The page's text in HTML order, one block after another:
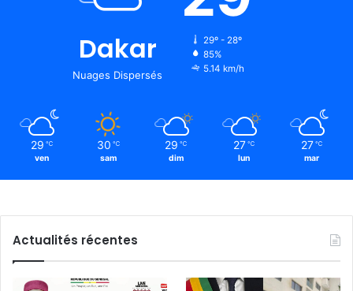
Dakar
Nuages Dispersés
29º - 28º
85%
5.14 km/h
29 ℃
ven
30 ℃
sam
29 ℃
dim
27 ℃
lun
27 ℃
mar
Actualités récentes